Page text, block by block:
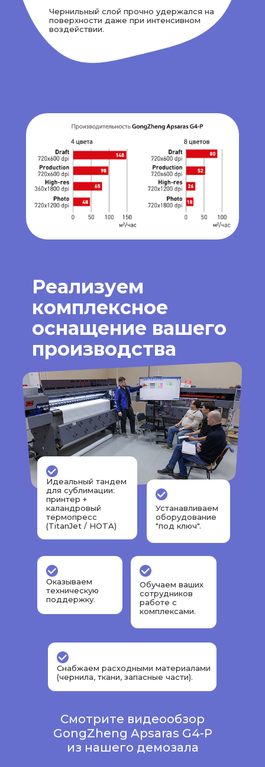
Чернильный слой прочно удержался на
поверхности даже при интенсивном
воздействии.
Идеальный тандем
для сублимации:
принтер +
каландровый
термопресс
(TitanJet / HOTA)
Оказываем
техническую
поддержку.
Обучаем ваших
сотрудников
работе с
комплексами.
Снабжаем расходными материалами
(чернила, ткани, запасные части).
Устанавливаем
оборудование
"под ключ".
Реализуем
комплексное
оснащение вашего
производства
Смотрите видеообзор
GongZheng Apsaras G4-P
из нашего демозала